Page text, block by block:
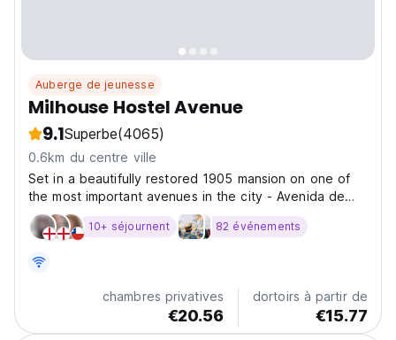
Auberge de jeunesse
Milhouse Hostel Avenue
9.1Superbe(4065)
0.6km du centre ville
Set in a beautifully restored 1905 mansion on one of
the most important avenues in the city - Avenida de
Mayo.
10+ séjournent 82 événements
chambres privatives
€20.56
dortoirs à partir de
€15.77